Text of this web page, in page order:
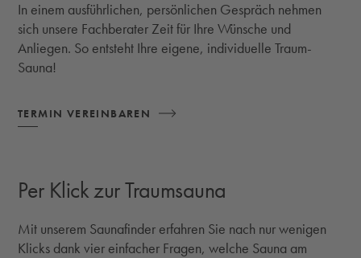
In einem ausführlichen, persönlichen Gespräch nehmen
sich unsere Fachberater Zeit für Ihre Wünsche und
Anliegen. So entsteht Ihre eigene, individuelle Traum-
Sauna!
TERMIN VEREINBAREN
Per Klick zur Traumsauna
Mit unserem Saunafinder erfahren Sie nach nur wenigen
Klicks dank vier einfacher Fragen, welche Sauna am